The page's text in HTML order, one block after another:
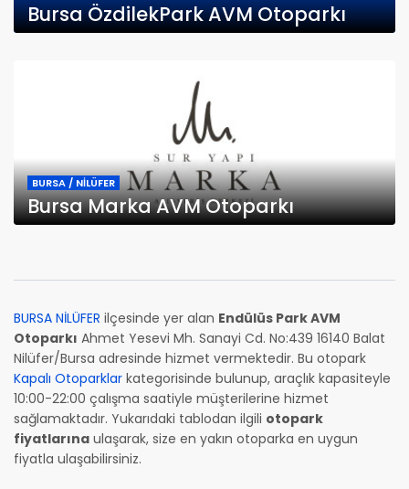
Bursa ÖzdilekPark AVM Otoparkı
BURSA / NİLÜFER
Bursa Marka AVM Otoparkı
BURSA NİLÜFER ilçesinde yer alan Endülüs Park AVM
Otoparkı Ahmet Yesevi Mh. Sanayi Cd. No:439 16140 Balat
Nilüfer/Bursa adresinde hizmet vermektedir. Bu otopark
Kapalı Otoparklar kategorisinde bulunup, araçlık kapasiteyle
10:00-22:00 çalışma saatiyle müşterilerine hizmet
sağlamaktadır. Yukarıdaki tablodan ilgili otopark
fiyatlarına ulaşarak, size en yakın otoparka en uygun
fiyatla ulaşabilirsiniz.